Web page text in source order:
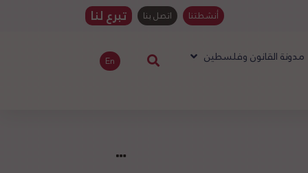
أنشطتنا اتصل بنا تبرع لنا
مدونة القانون وفلسطين En